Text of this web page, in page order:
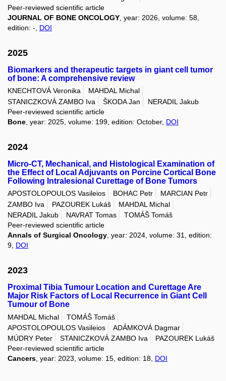
Peer-reviewed scientific article
JOURNAL OF BONE ONCOLOGY , year: 2026, volume: 58,
edition: -, DOI
2025
Biomarkers and therapeutic targets in giant cell tumor
of bone: A comprehensive review
KNECHTOVÁ Veronika
MAHDAL Michal
STANICZKOVÁ ZAMBO Iva
ŠKODA Jan
NERADIL Jakub
Peer-reviewed scientific article
Bone , year: 2025, volume: 199, edition: October, DOI
2024
Micro-CT, Mechanical, and Histological Examination of
the Effect of Local Adjuvants on Porcine Cortical Bone
Following Intralesional Curettage of Bone Tumors
APOSTOLOPOULOS Vasileios BOHAC Petr
MARCIAN Petr
ZAMBO Iva
PAZOUREK Lukáš
MAHDAL Michal
NERADIL Jakub
NAVRAT Tomas
TOMÁŠ Tomáš
Peer-reviewed scientific article
Annals of Surgical Oncology , year: 2024, volume: 31, edition:
9, DOI
2023
Proximal Tibia Tumour Location and Curettage Are
Major Risk Factors of Local Recurrence in Giant Cell
Tumour of Bone
MAHDAL Michal
TOMÁŠ Tomáš
APOSTOLOPOULOS Vasileios
ADÁMKOVÁ Dagmar
MÚDRY Peter
STANICZKOVÁ ZAMBO Iva
PAZOUREK Lukáš
Peer-reviewed scientific article
Cancers, year: 2023, volume: 15, edition: 18, DOI